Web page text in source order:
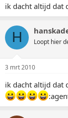
ik dacht altijd dat
H Loopt hier
3 mrt 2010
ik dacht altijd dat